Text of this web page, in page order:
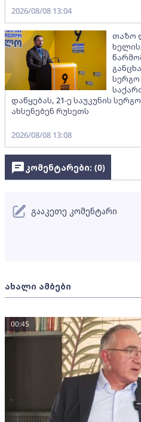
2026/08/08 13:04
თაზო
სერგო
დაწყებას, 21-ე საუკუნის
ახსენებენ რუსეთს
2026/08/08 13:08
ახალი ამბები
00:45
კომენტარები: (0)
გააკეთე კომენტარი